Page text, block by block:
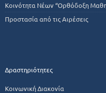
Κοινότητα Νέων “Ορθόδοξη
Προστασία από τις Αιρέσεις
Δραστηριότητες
Κοινωνική Διακονία